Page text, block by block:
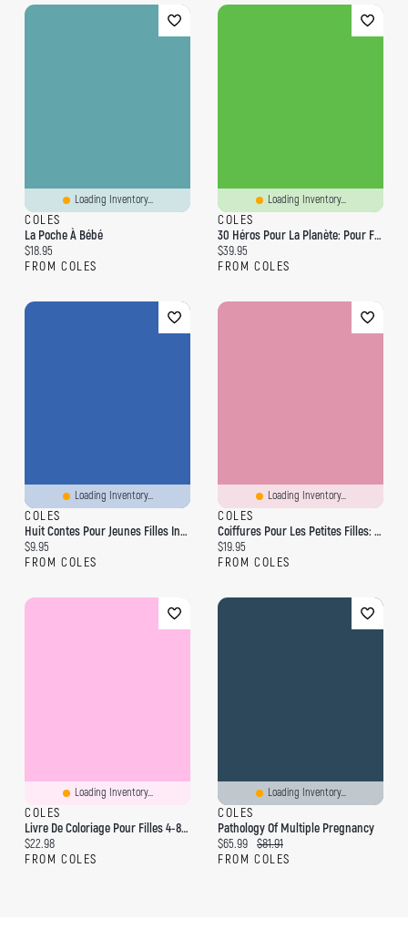
Loading Inventory...
COLES
La Poche À Bébé
Current price:
$18.95
FROM COLES
Loading Inventory...
COLES
30 Héros Pour La Planète: Pour Filles & Garçons Qui Rêvent De Changer Le Monde
Current price:
$39.95
FROM COLES
Loading Inventory...
COLES
Huit Contes Pour Jeunes Filles Intrépides: Choix De Contes, Collège
Current price:
$9.95
FROM COLES
Loading Inventory...
COLES
Coiffures Pour Les Petites Filles: 50 Modèles Faciles À Réaliser
Current price:
$19.95
FROM COLES
Loading Inventory...
COLES
Livre De Coloriage Pour Filles 4-8 Ans: Des Pages De Coloriage Étonnantes Pour Les Filles Âgées De 2 À 4 Ans, De 4 À 6
Current price:
$22.98
FROM COLES
Loading Inventory...
COLES
Pathology Of Multiple Pregnancy
Current price:
$65.99 Original price:
$81.91
FROM COLES